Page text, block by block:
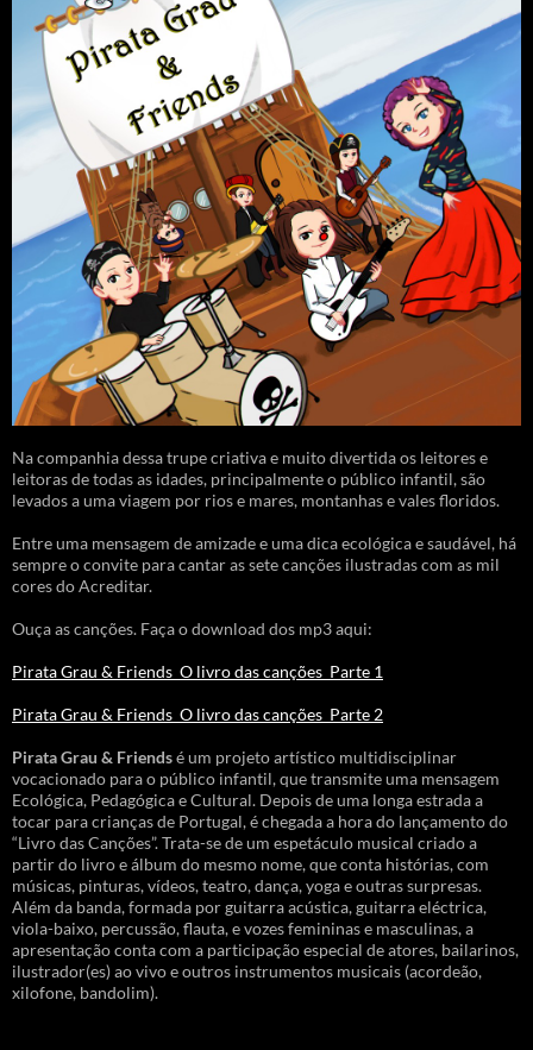
Na companhia dessa trupe criativa e muito divertida os leitores e
leitoras de todas as idades, principalmente o público infantil, são
levados a uma viagem por rios e mares, montanhas e vales floridos.
Entre uma mensagem de amizade e uma dica ecológica e saudável, há
sempre o convite para cantar as sete canções ilustradas com as mil
cores do Acreditar.
Ouça as canções. Faça o download dos mp3 aqui:
Pirata Grau & Friends_O livro das canções_Parte 1
Pirata Grau & Friends_O livro das canções_Parte 2
Pirata Grau & Friendsé um projeto artístico multidisciplinar
vocacionado para o público infantil, que transmite uma mensagem
Ecológica, Pedagógica e Cultural. Depois de uma longa estrada a
tocar para crianças de Portugal, é chegada a hora do lançamento do
“Livro das Canções”. Trata-se de um espetáculo musical criado a
partir do livro e álbum do mesmo nome, que conta histórias, com
músicas, pinturas, vídeos, teatro, dança, yoga e outras surpresas.
Além da banda, formada por guitarra acústica, guitarra eléctrica,
viola-baixo, percussão, flauta, e vozes femininas e masculinas, a
apresentação conta com a participação especial de atores, bailarinos,
ilustrador(es) ao vivo e outros instrumentos musicais (acordeão,
xilofone, bandolim).